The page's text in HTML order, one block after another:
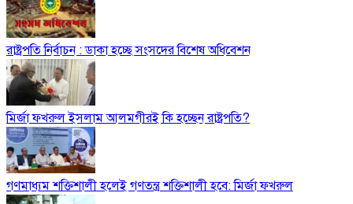
রাষ্ট্রপতি নির্বাচন : ডাকা হচ্ছে সংসদের বিশেষ অধিবেশন
মির্জা ফখরুল ইসলাম আলমগীরই কি হচ্ছেন রাষ্ট্রপতি?
গণমাধ্যম শক্তিশালী হলেই গণতন্ত্র শক্তিশালী হবে: মির্জা ফখরুল